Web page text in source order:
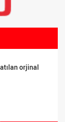
orjinal